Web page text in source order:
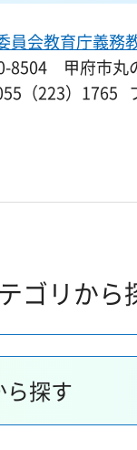
員会教育庁義務
8504 甲府市丸
（223）1765
ゴリから
探す